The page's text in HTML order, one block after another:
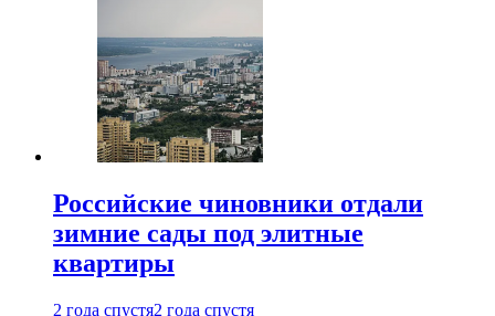
Российские чиновники отдали
зимние сады под элитные
квартиры
2 года спустя2 года спустя